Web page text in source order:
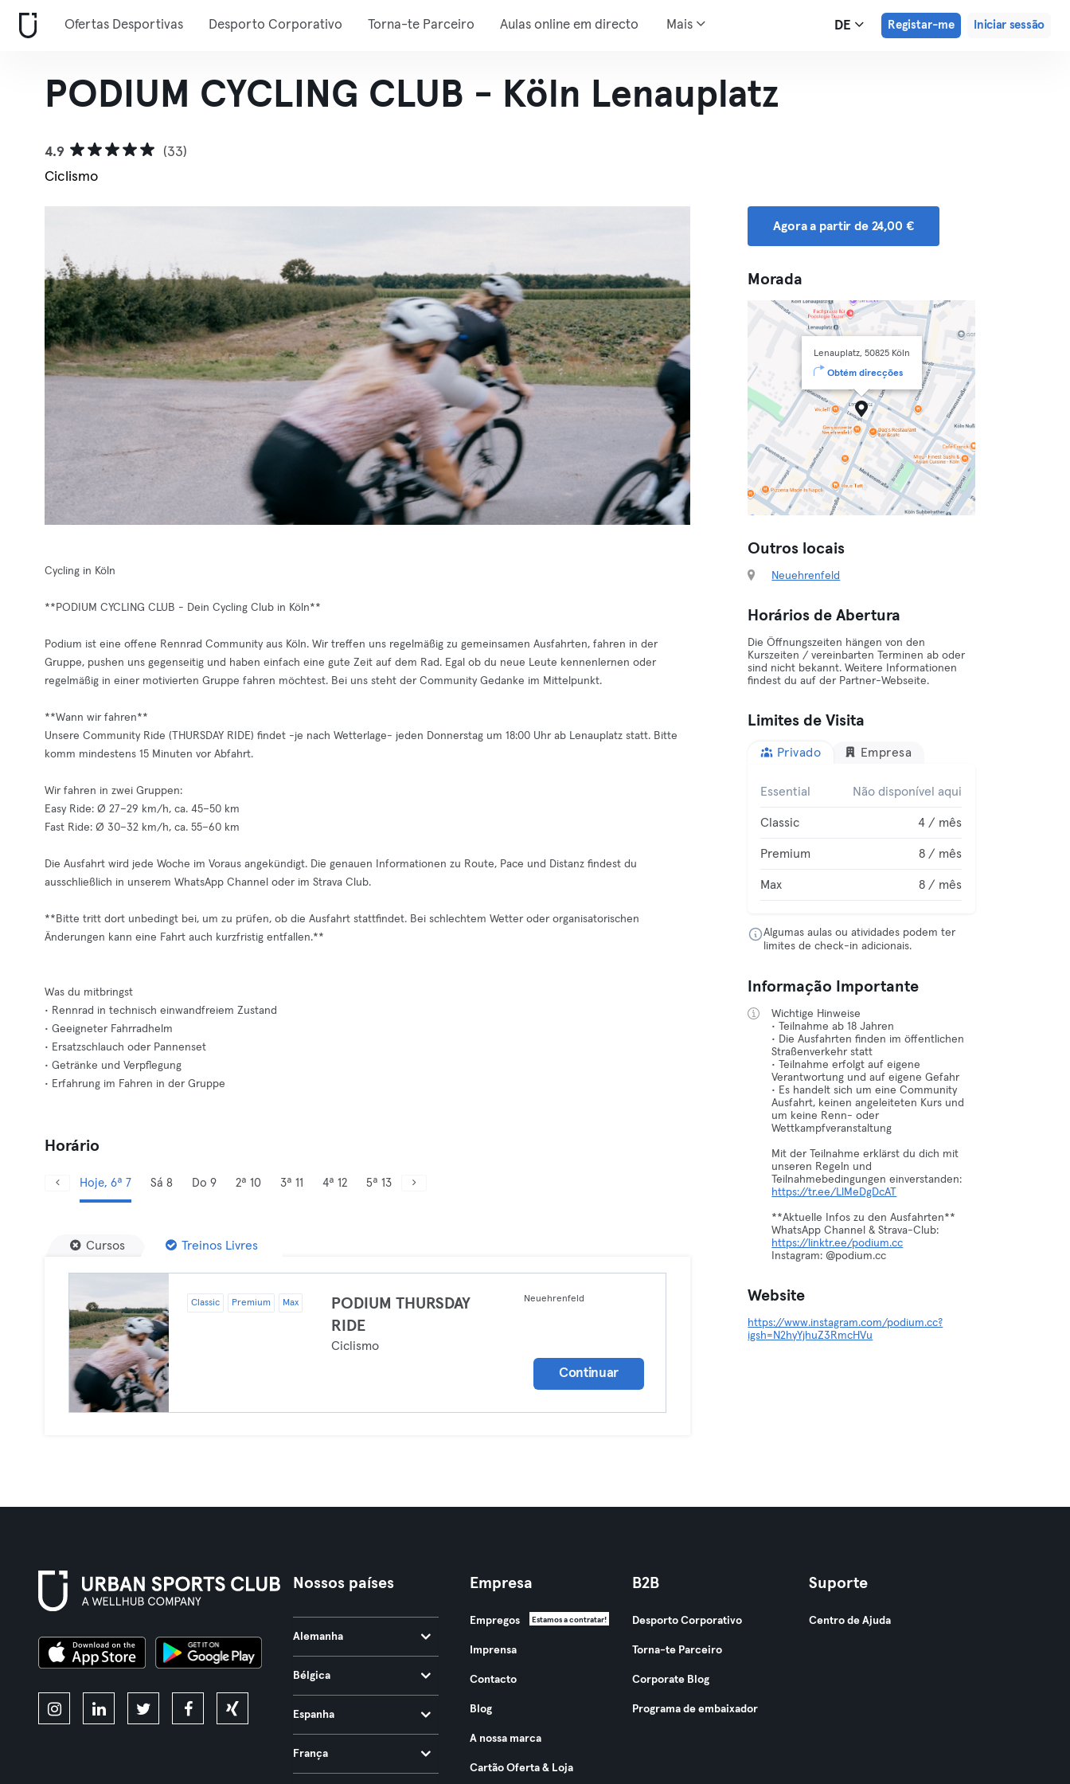
Ofertas Desportivas Desporto Corporativo Torna-te Parceiro Aulas online em directo Mais DE Registar-me Iniciar sessão
PODIUM CYCLING CLUB - Köln Lenauplatz
4.9
(33)
Ciclismo
Cycling in Köln
**PODIUM CYCLING CLUB - Dein Cycling Club in Köln**
Podium ist eine offene Rennrad Community aus Köln. Wir treffen uns regelmäßig zu gemeinsamen Ausfahrten, fahren in der
Gruppe, pushen uns gegenseitig und haben einfach eine gute Zeit auf dem Rad. Egal ob du neue Leute kennenlernen oder
regelmäßig in einer motivierten Gruppe fahren möchtest. Bei uns steht der Community Gedanke im Mittelpunkt.
**Wann wir fahren**
Unsere Community Ride (THURSDAY RIDE) findet -je nach Wetterlage- jeden Donnerstag um 18:00 Uhr ab Lenauplatz statt. Bitte
komm mindestens 15 Minuten vor Abfahrt.
Wir fahren in zwei Gruppen:
Easy Ride: Ø 27–29 km/h, ca. 45–50 km
Fast Ride: Ø 30–32 km/h, ca. 55–60 km
Die Ausfahrt wird jede Woche im Voraus angekündigt. Die genauen Informationen zu Route, Pace und Distanz findest du
ausschließlich in unserem WhatsApp Channel oder im Strava Club.
**Bitte tritt dort unbedingt bei, um zu prüfen, ob die Ausfahrt stattfindet. Bei schlechtem Wetter oder organisatorischen
Änderungen kann eine Fahrt auch kurzfristig entfallen.**
Was du mitbringst
• Rennrad in technisch einwandfreiem Zustand
• Geeigneter Fahrradhelm
• Ersatzschlauch oder Pannenset
• Getränke und Verpflegung
• Erfahrung im Fahren in der Gruppe
Horário
Hoje, 6ª 7 Sá 8 Do 9 2ª 10 3ª 11 4ª 12 5ª 13
Cursos Treinos Livres
Classic Premium Max
PODIUM THURSDAY
RIDE
Ciclismo
Neuehrenfeld
Continuar
Agora a partir de 24,00 €
Morada
Lenauplatz, 50825 Köln
Obtém direcções
Outros locais
Neuehrenfeld
Horários de Abertura
Die Öffnungszeiten hängen von den
Kurszeiten / vereinbarten Terminen ab oder
sind nicht bekannt. Weitere Informationen
findest du auf der Partner-Webseite.
Limites de Visita
Privado Empresa
Essential Não disponível aqui
Classic 4 / mês
Premium 8 / mês
Max 8 / mês
Algumas aulas ou atividades podem ter
limites de check-in adicionais.
Informação Importante
Wichtige Hinweise
• Teilnahme ab 18 Jahren
• Die Ausfahrten finden im öffentlichen
Straßenverkehr statt
• Teilnahme erfolgt auf eigene
Verantwortung und auf eigene Gefahr
• Es handelt sich um eine Community
Ausfahrt, keinen angeleiteten Kurs und
um keine Renn- oder
Wettkampfveranstaltung
Mit der Teilnahme erklärst du dich mit
unseren Regeln und
https://tr.ee/LlMeDgDcAT
**Aktuelle Infos zu den Ausfahrten**
WhatsApp Channel & Strava-Club:
https://linktr.ee/podium.cc
Instagram: @podium.cc
Website
https://www.instagram.com/podium.cc?
igsh=N2hyYjhuZ3RmcHVu
Nossos países
Alemanha
Bélgica
Espanha
França
Empresa
Empregos Estamos a contratar!
Imprensa
Contacto
Blog
A nossa marca
Cartão Oferta & Loja
B2B
Desporto Corporativo
Torna-te Parceiro
Corporate Blog
Programa de embaixador
Suporte
Centro de Ajuda